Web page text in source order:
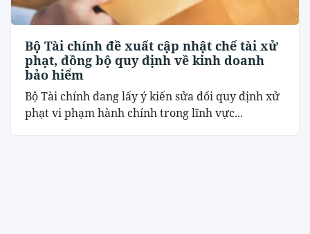
Bộ Tài chính đề xuất cập nhật chế tài xử
phạt, đồng bộ quy định về kinh doanh
bảo hiểm
Bộ Tài chính đang lấy ý kiến sửa đổi quy định xử
phạt vi phạm hành chính trong lĩnh vực...